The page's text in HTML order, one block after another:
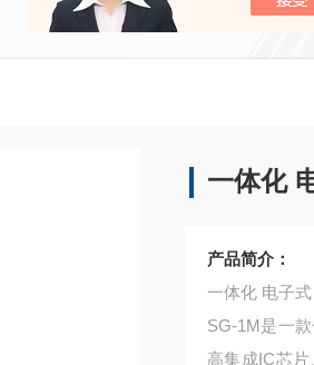
当前
一体化
产品简介：
一体化 电子
SG-1M是一
高集成IC芯